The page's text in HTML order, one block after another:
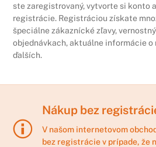
ste zaregistrovaný, vytvorte si konto
registrácie. Registráciou získate
špeciálne zákaznícké zľavy,
objednávkach, aktuálne informácie o
ďalších.
Nákup bez
V našom internetovom
bez registrácie v prípade, že